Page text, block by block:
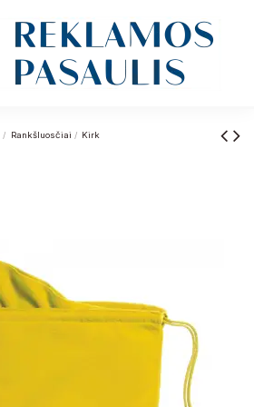
Rankšluosčiai Kirk